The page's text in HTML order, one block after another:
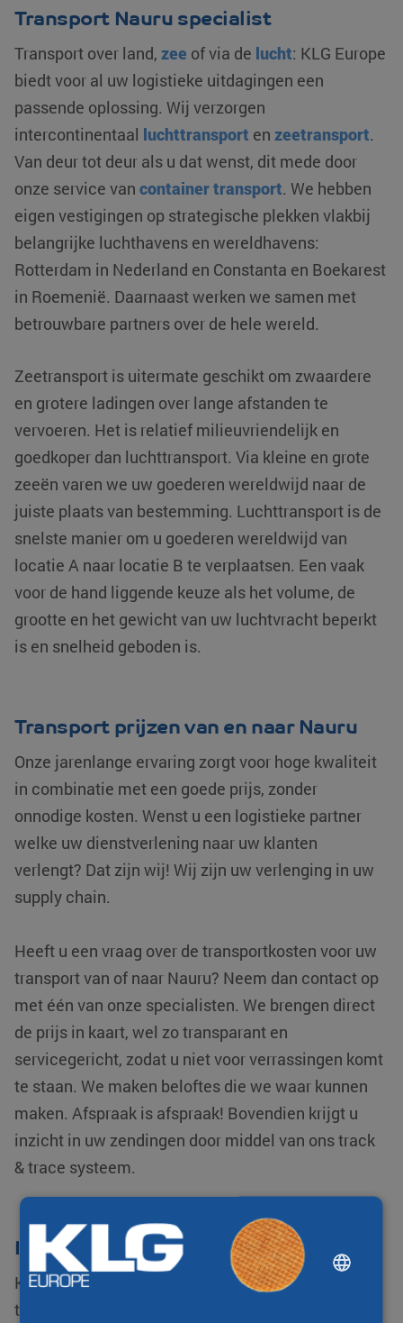
Transport Nauru specialist
Transport over land, zee of via de lucht: KLG Europe
biedt voor al uw logistieke uitdagingen een
passende oplossing. Wij verzorgen
intercontinentaal luchttransport en zeetransport.
Van deur tot deur als u dat wenst, dit mede door
onze service van container transport. We hebben
eigen vestigingen op strategische plekken vlakbij
belangrijke luchthavens en wereldhavens:
Rotterdam in Nederland en Constanta en Boekarest
in Roemenië. Daarnaast werken we samen met
betrouwbare partners over de hele wereld.
Zeetransport is uitermate geschikt om zwaardere
en grotere ladingen over lange afstanden te
vervoeren. Het is relatief milieuvriendelijk en
goedkoper dan luchttransport. Via kleine en grote
zeeën varen we uw goederen wereldwijd naar de
juiste plaats van bestemming. Luchttransport is de
snelste manier om u goederen wereldwijd van
locatie A naar locatie B te verplaatsen. Een vaak
voor de hand liggende keuze als het volume, de
grootte en het gewicht van uw luchtvracht beperkt
is en snelheid geboden is.
Transport prijzen van en naar Nauru
Onze jarenlange ervaring zorgt voor hoge kwaliteit
in combinatie met een goede prijs, zonder
onnodige kosten. Wenst u een logistieke partner
welke uw dienstverlening naar uw klanten
verlengt? Dat zijn wij! Wij zijn uw verlenging in uw
supply chain.
Heeft u een vraag over de transportkosten voor uw
transport van of naar Nauru? Neem dan contact op
met één van onze specialisten. We brengen direct
de prijs in kaart, wel zo transparant en
servicegericht, zodat u niet voor verrassingen komt
te staan. We maken beloftes die we waar kunnen
maken. Afspraak is afspraak! Bovendien krijgt u
inzicht in uw zendingen door middel van ons track
& trace systeem.
Internationaal transport
KLG Europe behoort tot één van de
toonaangevende logistiek dienstverleners. We zijn
DUTCH
ENGLISH